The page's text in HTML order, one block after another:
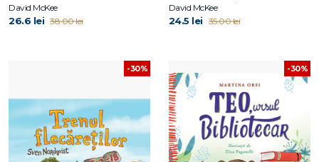
David McKee
26.6 lei 38.00 lei
David McKee
24.5 lei 35.00 lei
-30% -30%